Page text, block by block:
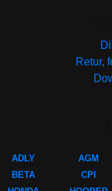
Retur,
ADLY
BETA
AGM
CPI